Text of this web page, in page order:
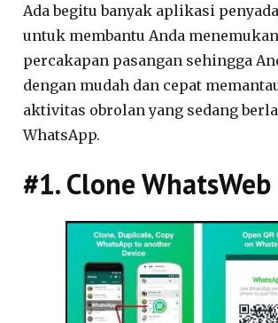
Ada begitu banyak aplikasi
untuk membantu Anda
percakapan pasangan sehingga
dengan mudah dan cepat
aktivitas obrolan yang sedang
WhatsApp.
#1. Clone WhatsWeb